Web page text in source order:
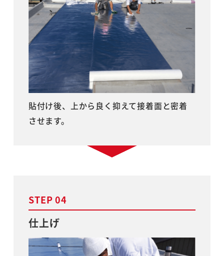
貼付け後、上から良く抑えて接着面と密着
させます。
STEP 04
仕上げ